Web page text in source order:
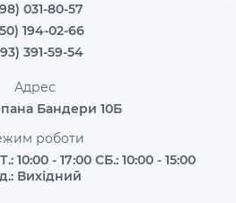
031-80-57
194-02-66
391-59-54
Адрес
Бандери 10Б
роботи
10:00 - 17:00 СБ.: 10:00 - 15:00
Вихідний